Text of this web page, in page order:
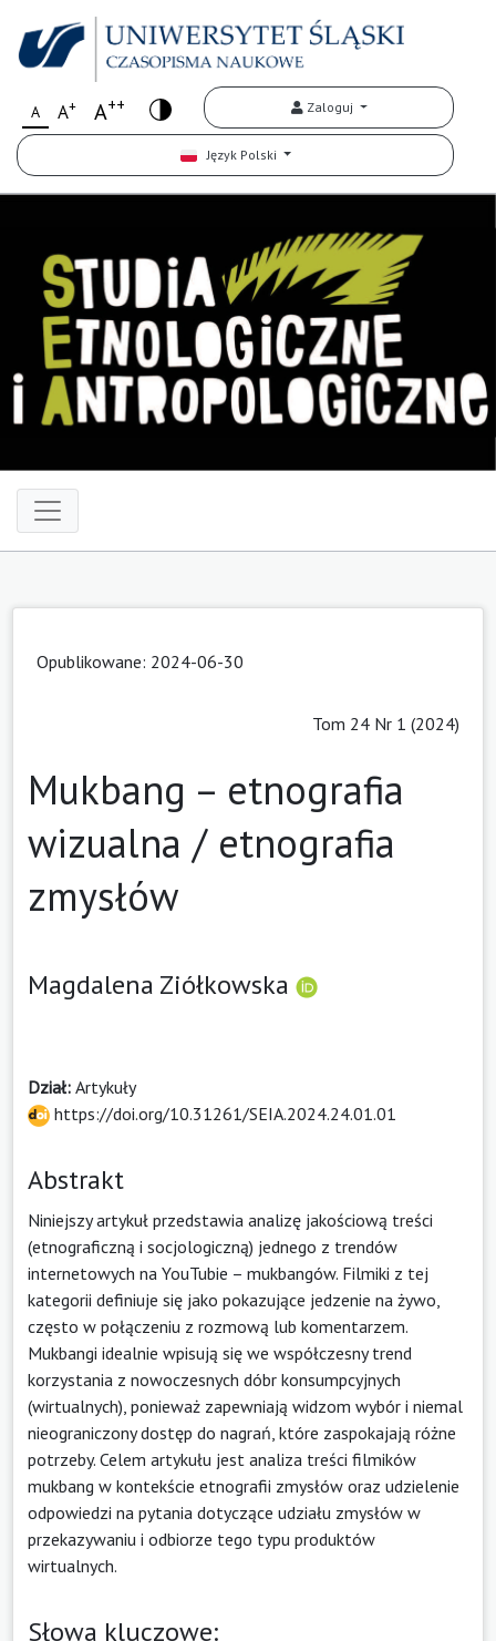
A A+ A++ Zaloguj
Język Polski
Opublikowane: 2024-06-30
Tom 24 Nr 1 (2024)
Mukbang – etnografia
wizualna / etnografia
zmysłów
Magdalena Ziółkowska
Dział: Artykuły
https://doi.org/10.31261/SEIA.2024.24.01.01
Abstrakt
Niniejszy artykuł przedstawia analizę jakościową treści
(etnograficzną i socjologiczną) jednego z trendów
internetowych na YouTubie – mukbangów. Filmiki z tej
kategorii definiuje się jako pokazujące jedzenie na żywo,
często w połączeniu z rozmową lub komentarzem.
Mukbangi idealnie wpisują się we współczesny trend
korzystania z nowoczesnych dóbr konsumpcyjnych
(wirtualnych), ponieważ zapewniają widzom wybór i niemal
nieograniczony dostęp do nagrań, które zaspokajają różne
potrzeby. Celem artykułu jest analiza treści filmików
mukbang w kontekście etnografii zmysłów oraz udzielenie
odpowiedzi na pytania dotyczące udziału zmysłów w
przekazywaniu i odbiorze tego typu produktów
wirtualnych.
Słowa kluczowe: